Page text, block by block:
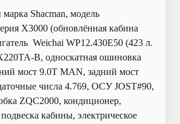
марка Shacman, модель
Х3000 (обновлённая кабина
Weichai WP12.430E50 (423 л.
B, односкатная ошиновка
мост 9.0T MAN, задний мост
числа 4.769, ОСУ JOST#90,
ZQC2000, кондиционер,
кабины, электрическое